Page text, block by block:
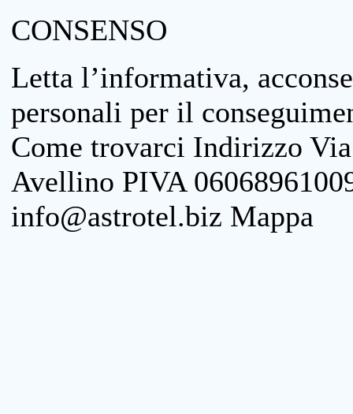
CONSENSO
Letta l’informativa,
personali per il
Come trovarci Indirizzo
Avellino PIVA
info@astrotel.biz Mappa